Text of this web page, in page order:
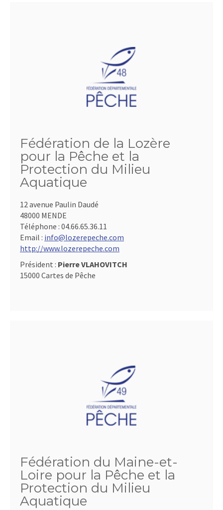
Fédération de la Lozère
pour la Pêche et la
Protection du Milieu
Aquatique
12 avenue Paulin Daudé
48000 MENDE
Téléphone : 04.66.65.36.11
Email : info@lozerepeche.com
http://www.lozerepeche.com
Président : Pierre VLAHOVITCH
15000 Cartes de Pêche
Fédération du Maine-et-
Loire pour la Pêche et la
Protection du Milieu
Aquatique